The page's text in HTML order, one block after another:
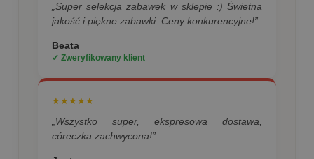
„Super selekcja zabawek w sklepie :) Świetna
jakość i piękne zabawki. Ceny konkurencyjne!”
Beata
✓ Zweryfikowany klient
★★★★★
„Wszystko super, ekspresowa dostawa,
córeczka zachwycona!”